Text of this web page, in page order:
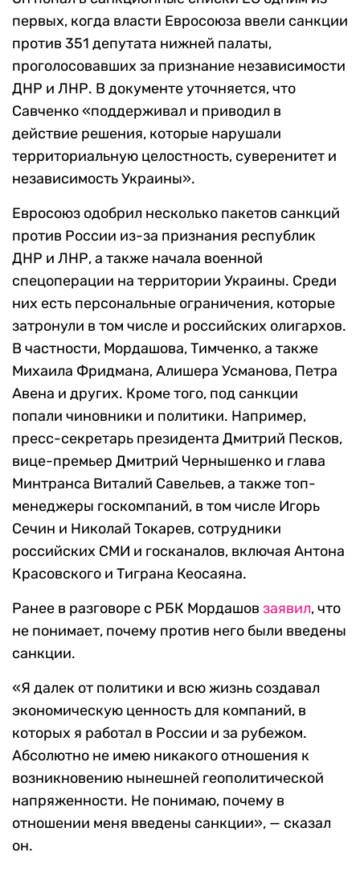
первых, когда власти Евросоюза ввели санкции
против 351 депутата нижней палаты,
проголосовавших за признание независимости
ДНР и ЛНР. В документе уточняется, что
Савченко «поддерживал и приводил в
действие решения, которые нарушали
территориальную целостность, суверенитет и
независимость Украины».
Евросоюз одобрил несколько пакетов санкций
против России из-за признания республик
ДНР и ЛНР, а также начала военной
спецоперации на территории Украины. Среди
них есть персональные ограничения, которые
затронули в том числе и российских олигархов.
В частности, Мордашова, Тимченко, а также
Михаила Фридмана, Алишера Усманова, Петра
Авена и других. Кроме того, под санкции
попали чиновники и политики. Например,
пресс-секретарь президента Дмитрий Песков,
вице-премьер Дмитрий Чернышенко и глава
Минтранса Виталий Савельев, а также топ-
менеджеры госкомпаний, в том числе Игорь
Сечин и Николай Токарев, сотрудники
российских СМИ и госканалов, включая Антона
Красовского и Тиграна Кеосаяна.
Ранее в разговоре с РБК Мордашов заявил, что
не понимает, почему против него были введены
санкции.
«Я далек от политики и всю жизнь создавал
экономическую ценность для компаний, в
которых я работал в России и за рубежом.
Абсолютно не имею никакого отношения к
возникновению нынешней геополитической
напряженности. Не понимаю, почему в
отношении меня введены санкции», — сказал
он.